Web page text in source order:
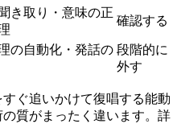
き取り・意味の正
確認する
の自動化・発話の 段階的に
外す
ぐ追いかけて復唱する能動
質がまったく違います。詳